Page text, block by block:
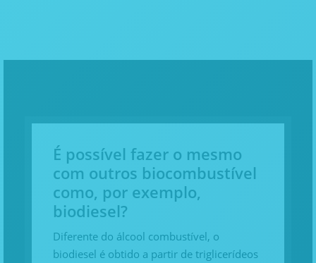
É possível fazer o mesmo
com outros biocombustível
como, por exemplo,
biodiesel?
Diferente do álcool combustível, o
biodiesel é obtido a partir de triglicerídeos